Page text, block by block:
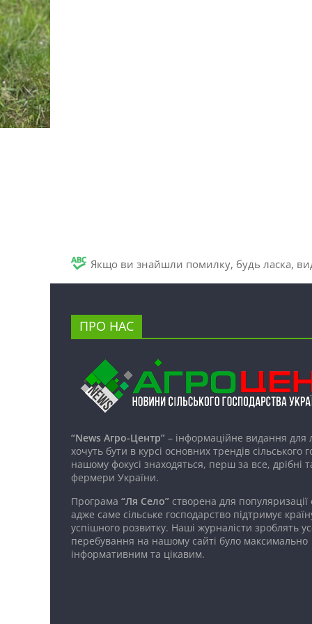
Якщо ви знайшли помилку, будь ласка,
ПРО НАС
“News Агро-Центр” – інформаційне видання для
хочуть бути в курсі основних трендів сільського
нашому фокусі знаходяться, перш за все, дрібні
фермери України.
Програма “Ля Село” створена для
адже саме сільське господарство підтримує
успішного розвитку. Наші журналісти зроблять
перебування на нашому сайті було максимально
інформативним та цікавим.